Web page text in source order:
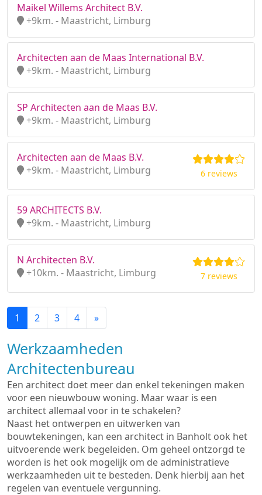
Maikel Willems Architect B.V.
+9km. - Maastricht, Limburg
Architecten aan de Maas International B.V.
+9km. - Maastricht, Limburg
SP Architecten aan de Maas B.V.
+9km. - Maastricht, Limburg
Architecten aan de Maas B.V.
+9km. - Maastricht, Limburg
6 reviews
59 ARCHITECTS B.V.
+9km. - Maastricht, Limburg
N Architecten B.V.
+10km. - Maastricht, Limburg
7 reviews
1 2 3 4 »
Werkzaamheden
Architectenbureau
Een architect doet meer dan enkel tekeningen maken
voor een nieuwbouw woning. Maar waar is een
architect allemaal voor in te schakelen?
Naast het ontwerpen en uitwerken van
bouwtekeningen, kan een architect in Banholt ook het
uitvoerende werk begeleiden. Om geheel ontzorgd te
worden is het ook mogelijk om de administratieve
werkzaamheden uit te besteden. Denk hierbij aan het
regelen van eventuele vergunning.